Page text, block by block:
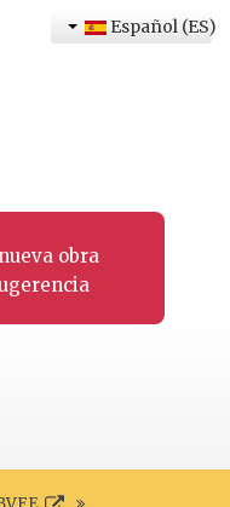
obra
Español (ES)